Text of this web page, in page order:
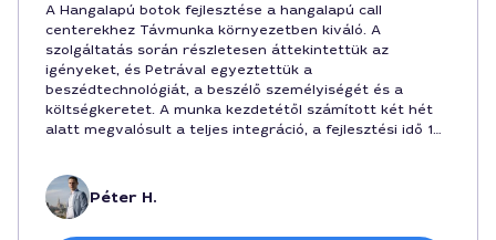
A Hangalapú botok fejlesztése a hangalapú call
centerekhez Távmunka környezetben kiváló. A
szolgáltatás során részletesen áttekintettük az
igényeket, és Petrával egyeztettük a
beszédtechnológiát, a beszélő személyiségét és a
költségkeretet. A munka kezdetétől számított két hét
alatt megvalósult a teljes integráció, a fejlesztési idő 14
végeredmény könnyen bevezethető a magyar
Hangalom környezetbe. A jövőben is szívesen vesszük
Péter H.